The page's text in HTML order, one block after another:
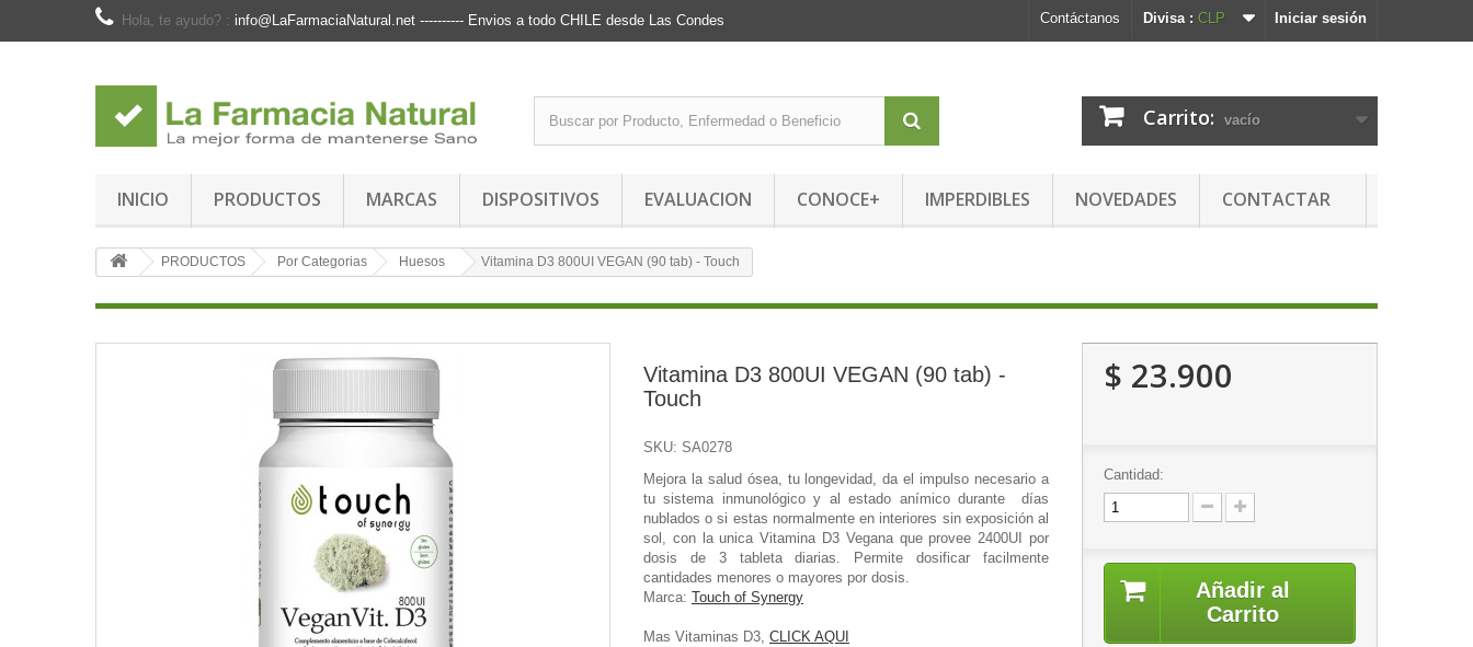
Iniciar sesión
Divisa : CLP
Contáctanos
Hola, te ayudo? : info@LaFarmaciaNatural.net ---------- Envios a todo CHILE desde Las Condes
Carrito: vacío
INICIO PRODUCTOS MARCAS DISPOSITIVOS EVALUACION CONOCE+ IMPERDIBLES NOVEDADES CONTACTAR
PRODUCTOS Por Categorias Huesos Vitamina D3 800UI VEGAN (90 tab) - Touch
Vitamina D3 800UI VEGAN (90 tab) -
Touch
SKU: SA0278
Mejora la salud ósea, tu longevidad, da el impulso necesario a
tu sistema inmunológico y al estado anímico durante días
nublados o si estas normalmente en interiores sin exposición al
sol, con la unica Vitamina D3 Vegana que provee 2400UI por
dosis de 3 tableta diarias. Permite dosificar facilmente
cantidades menores o mayores por dosis.
Marca: Touch of Synergy
Mas Vitaminas D3, CLICK AQUI
$ 23.900
Cantidad:
Añadir al
Carrito